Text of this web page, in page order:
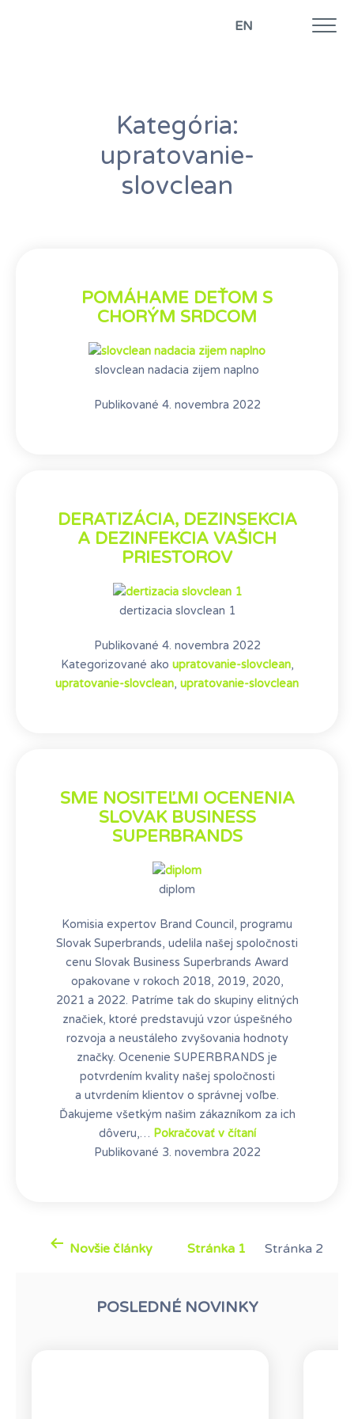
Spoločenská zodpovednosť
EN
Kategória:
upratovanie-
slovclean
POMÁHAME DEŤOM S
CHORÝM SRDCOM
slovclean nadacia zijem naplno
Publikované 4. novembra 2022
DERATIZÁCIA, DEZINSEKCIA
A DEZINFEKCIA VAŠICH
PRIESTOROV
dertizacia slovclean 1
Publikované 4. novembra 2022
Kategorizované ako upratovanie-slovclean,
upratovanie-slovclean, upratovanie-slovclean
SME NOSITEĽMI OCENENIA
SLOVAK BUSINESS
SUPERBRANDS
diplom
Komisia expertov Brand Council, programu
Slovak Superbrands, udelila našej spoločnosti
cenu Slovak Business Superbrands Award
opakovane v rokoch 2018, 2019, 2020,
2021 a 2022. Patríme tak do skupiny elitných
značiek, ktoré predstavujú vzor úspešného
rozvoja a neustáleho zvyšovania hodnoty
značky. Ocenenie SUPERBRANDS je
potvrdením kvality našej spoločnosti
a utvrdením klientov o správnej voľbe.
Ďakujeme všetkým našim zákazníkom za ich
dôveru,… Pokračovať v čítaníSME
NOSITEĽMI
Publikované 3. novembra 2022
príspevkov
Novšie články Stránka 1 Stránka 2
POSLEDNÉ NOVINKY